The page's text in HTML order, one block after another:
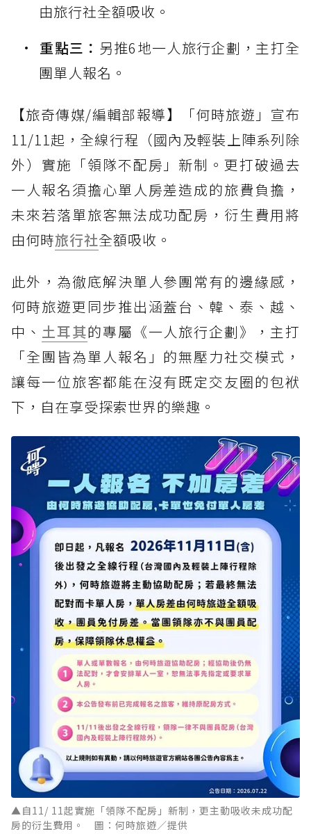
由旅行社全額吸收。
重點三： 另推6地一人旅行企劃，主打全
團單人報名。
【旅奇傳媒/編輯部報導】「何時旅遊」宣布
11/11起，全線行程（國內及輕裝上陣系列除
外）實施「領隊不配房」新制。更打破過去
一人報名須擔心單人房差造成的旅費負擔，
未來若落單旅客無法成功配房，衍生費用將
由何時旅行社全額吸收。
此外，為徹底解決單人參團常有的邊緣感，
何時旅遊更同步推出涵蓋台、韓、泰、越、
中、 土耳其的專屬《一人旅行企劃》，主打
「全團皆為單人報名」的無壓力社交模式，
讓每一位旅客都能在沒有既定交友圈的包袱
下，自在享受探索世界的樂趣。
▲自11/ 11起實施「領隊不配房」新制，更主動吸收未成功配
房的衍生費用。 圖：何時旅遊／提供